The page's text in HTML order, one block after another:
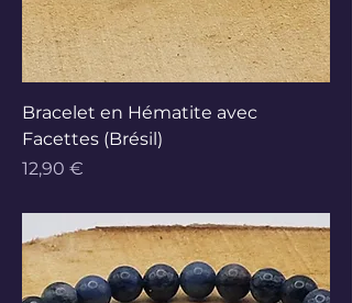
Bracelet en Hématite avec
Facettes (Brésil)
Prix
12,90 €